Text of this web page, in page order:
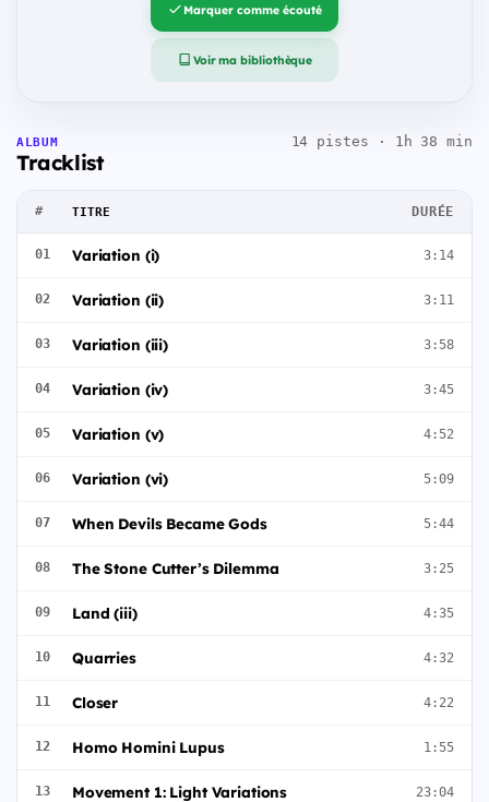
Marquer comme écouté
Voir ma bibliothèque
ALBUM
Tracklist
14 pistes · 1h 38 min
# TITRE DURÉE
01 Variation (i) 3:14
02 Variation (ii) 3:11
03 Variation (iii) 3:58
04 Variation (iv) 3:45
05 Variation (v) 4:52
06 Variation (vi) 5:09
07 When Devils Became Gods 5:44
08 The Stone Cutter’s Dilemma 3:25
09 Land (iii) 4:35
10 Quarries 4:32
11 Closer 4:22
12 Homo Homini Lupus 1:55
13 Movement 1: Light Variations 23:04